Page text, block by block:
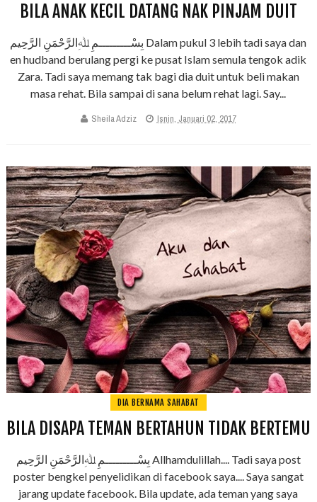
BILA ANAK KECIL DATANG NAK PINJAM DUIT
بِسْـــــــــمِ ﷲِالرَّحْمَنِ الرَّحِيم Dalam pukul 3 lebih tadi saya dan
en hudband berulang pergi ke pusat Islam semula tengok adik
Zara. Tadi saya memang tak bagi dia duit untuk beli makan
masa rehat. Bila sampai di sana belum rehat lagi. Say...
Sheila Adziz Isnin, Januari 02, 2017
DIA BERNAMA SAHABAT
BILA DISAPA TEMAN BERTAHUN TIDAK BERTEMU
بِسْـــــــــمِ ﷲِالرَّحْمَنِ الرَّحِيم Allhamdulillah.... Tadi saya post
poster bengkel penyelidikan di facebook saya.... Saya sangat
jarang update facebook. Bila update, ada teman yang saya